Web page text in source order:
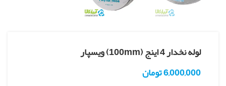
لوله نخدار 4 اینج (100mm) ویسپار
6,000,000تومان